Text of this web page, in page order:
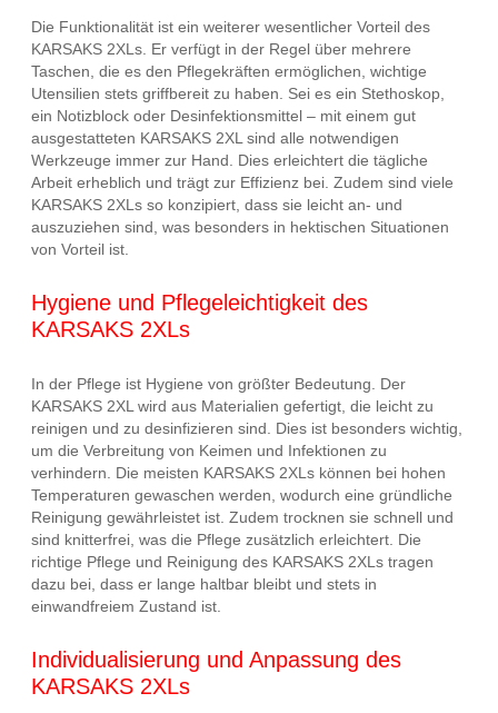
Die Funktionalität ist ein weiterer wesentlicher Vorteil des
KARSAKS 2XLs. Er verfügt in der Regel über mehrere
Taschen, die es den Pflegekräften ermöglichen, wichtige
Utensilien stets griffbereit zu haben. Sei es ein Stethoskop,
ein Notizblock oder Desinfektionsmittel – mit einem gut
ausgestatteten KARSAKS 2XL sind alle notwendigen
Werkzeuge immer zur Hand. Dies erleichtert die tägliche
Arbeit erheblich und trägt zur Effizienz bei. Zudem sind viele
KARSAKS 2XLs so konzipiert, dass sie leicht an- und
auszuziehen sind, was besonders in hektischen Situationen
von Vorteil ist.
Hygiene und Pflegeleichtigkeit des
KARSAKS 2XLs
In der Pflege ist Hygiene von größter Bedeutung. Der
KARSAKS 2XL wird aus Materialien gefertigt, die leicht zu
reinigen und zu desinfizieren sind. Dies ist besonders wichtig,
um die Verbreitung von Keimen und Infektionen zu
verhindern. Die meisten KARSAKS 2XLs können bei hohen
Temperaturen gewaschen werden, wodurch eine gründliche
Reinigung gewährleistet ist. Zudem trocknen sie schnell und
sind knitterfrei, was die Pflege zusätzlich erleichtert. Die
richtige Pflege und Reinigung des KARSAKS 2XLs tragen
dazu bei, dass er lange haltbar bleibt und stets in
einwandfreiem Zustand ist.
Individualisierung und Anpassung des
KARSAKS 2XLs